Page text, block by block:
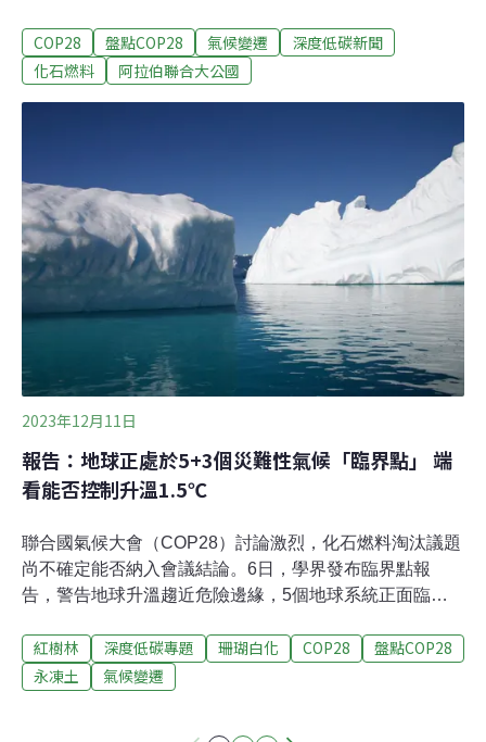
義」、「立即停火」，希望能將淘汰所有化石燃料、損失
賠償等訴求傳到談判桌上。今年遊行主題是氣候正義，從
的氣候大會有個好的開始，主辦國阿拉伯聯合大公國（阿
聯）開幕日就宣布損失與損害基金達成協議，這項基金將
用來協助飽受氣候災害的脆弱國家。不過，想將「淘汰所
有化石燃料」納入大會結論並不容易。即便《聯合國氣候
變遷綱要公約》的198個締約國已有100多個國家贊同，但
大會採共識決，來自石油輸出國家組織（OPEC）等國家
的阻力非常大。
COP28 盤點COP28 氣候變遷
深度低碳新聞
化石燃料
阿拉伯聯合大公國
2023年12月11日
報告：地球正處於5+3個災難性氣候「臨界點」 端
看能否控制升溫1.5℃
聯合國氣候大會（COP28）討論激烈，化石燃料淘汰議題
尚不確定能否納入會議結論。6日，學界發布臨界點報
告，警告地球升溫趨近危險邊緣，5個地球系統正面臨跨
3個。不可逆的骨牌效應《全球臨界點報告》（Global
Tipping Point Report）將格陵蘭冰蓋、南極洲西部的冰
紅樹林 深度低碳專題 珊瑚白化 COP28
盤點COP28
永凍土
氣候變遷